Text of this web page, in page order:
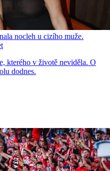
nocleh u cizího muže.
kterého v životě neviděla. O
dodnes.